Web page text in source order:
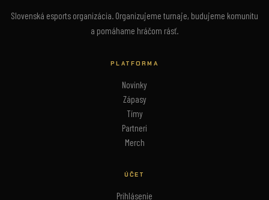
Slovenská esports organizácia. Organizujeme turnaje, budujeme komunitu
a pomáhame hráčom rásť.
PLATFORMA
Novinky
Zápasy
Tímy
Partneri
Merch
ÚČET
Prihlásenie